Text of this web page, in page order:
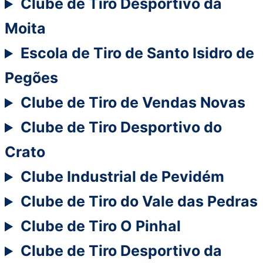
Clube de Tiro Desportivo da
Moita
Escola de Tiro de Santo Isidro de
Pegões
Clube de Tiro de Vendas Novas
Clube de Tiro Desportivo do
Crato
Clube Industrial de Pevidém
Clube de Tiro do Vale das Pedras
Clube de Tiro O Pinhal
Clube de Tiro Desportivo da